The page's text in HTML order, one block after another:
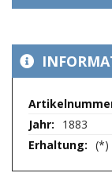
Mehr
1883
(*)